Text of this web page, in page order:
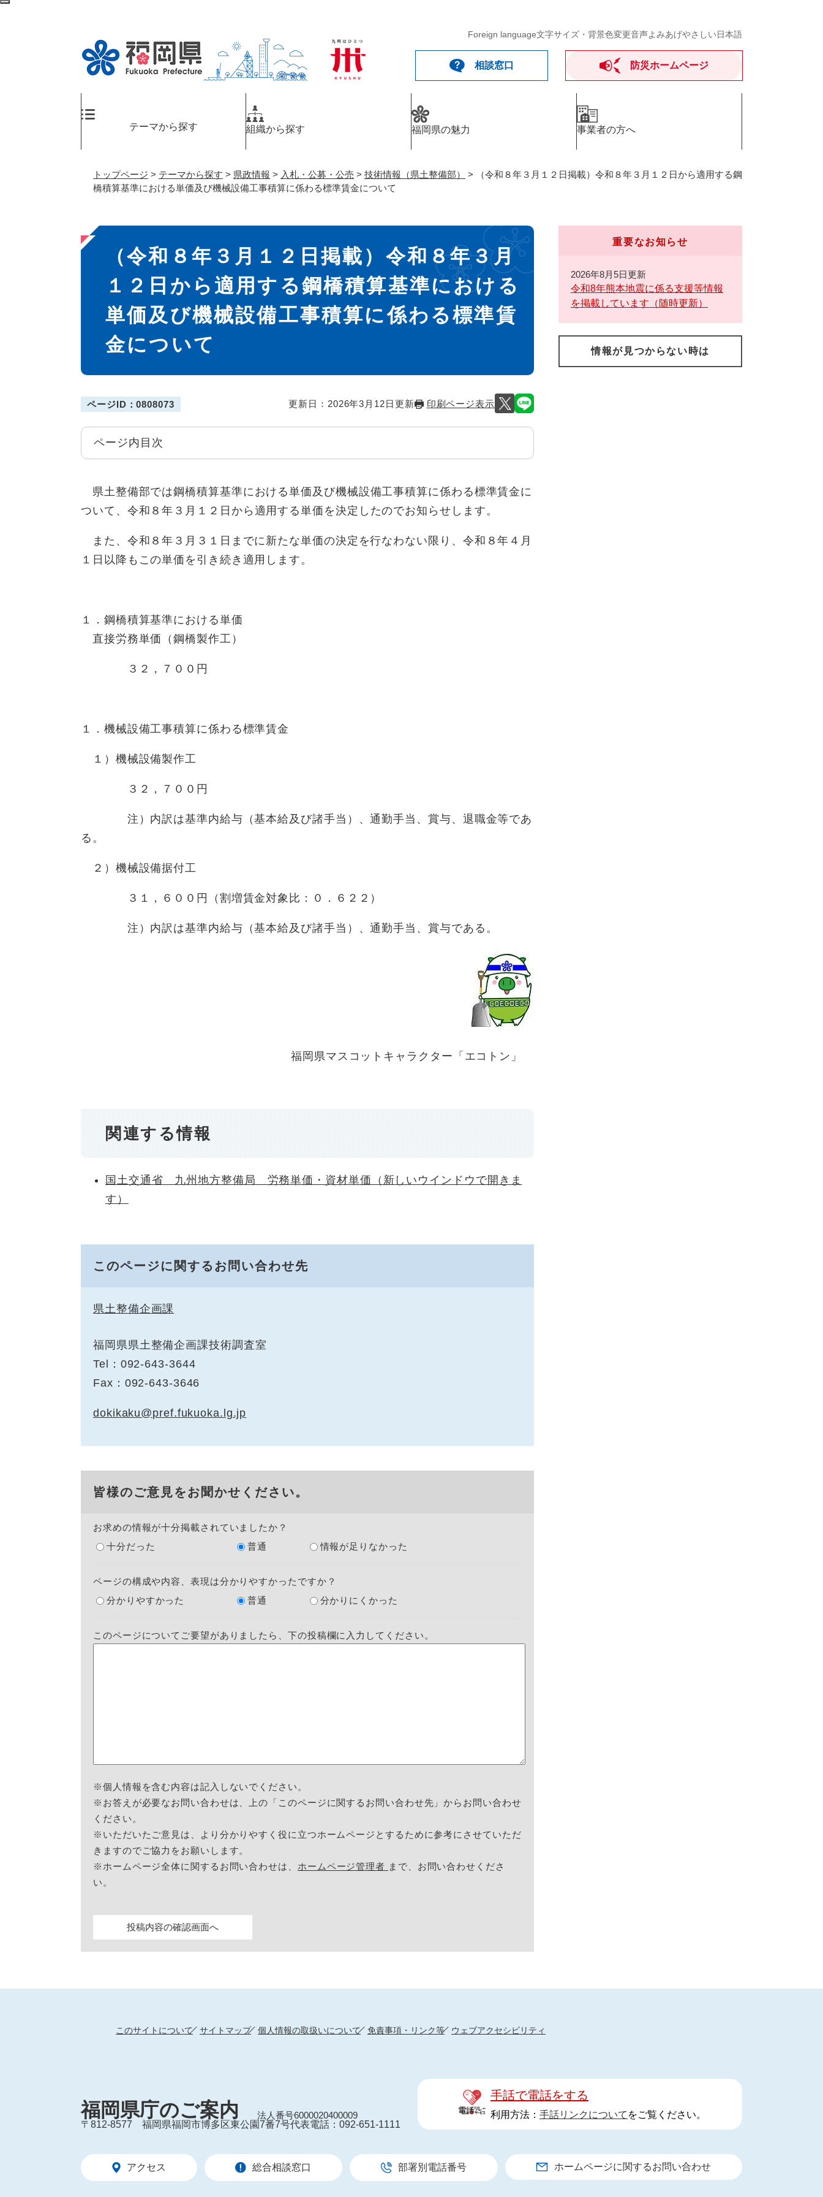
ペ
Foreign language文字サイズ・背景色変更音声よみあげやさしい日本語
相談窓口 防災ホームページ
テーマから探す 組織から探す 福岡県の魅力 事業者の方へ
トップページ > テーマから探す > 県政情報 > 入札・公募・公売 > 技術情報（県土整備部） >
（令和８年３月１２日掲載）令和８年３月１２日から適用する鋼
橋積算基準における単価及び機械設備工事積算に係わる標準賃金について
本
文
（令和８年３月１２日掲載）令和８年３月
１２日から適用する鋼橋積算基準における
単価及び機械設備工事積算に係わる標準賃
金について
ページID：0808073 更新日：2026年3月12日更新 印刷ページ表示
ページ内目次
県土整備部では鋼橋積算基準における単価及び機械設備工事積算に係わる標準賃金に
ついて、令和８年３月１２日から適用する単価を決定したのでお知らせします。
また、令和８年３月３１日までに新たな単価の決定を行なわない限り、令和８年４月
１日以降もこの単価を引き続き適用します。
１．鋼橋積算基準における単価
直接労務単価（鋼橋製作工）
３２，７００円
１．機械設備工事積算に係わる標準賃金
１）機械設備製作工
３２，７００円
注）内訳は基準内給与（基本給及び諸手当）、通勤手当、賞与、退職金等であ
る。
２）機械設備据付工
３１，６００円（割増賃金対象比：０．６２２）
注）内訳は基準内給与（基本給及び諸手当）、通勤手当、賞与である。
福岡県マスコットキャラクター「エコトン」
関連する情報
国土交通省 九州地方整備局 労務単価・資材単価（新しいウインドウで開きま
す）
このページに関するお問い合わせ先
県土整備企画課
福岡県県土整備企画課技術調査室
Tel：092-643-3644
Fax：092-643-3646
dokikaku@pref.fukuoka.lg.jp
皆様のご意見をお聞かせください。
お求めの情報が十分掲載されていましたか？
十分だった
普通 情報が足りなかった
ページの構成や内容、表現は分かりやすかったですか？
分かりやすかった
普通 分かりにくかった
このページについてご要望がありましたら、下の投稿欄に入力してください。
※個人情報を含む内容は記入しないでください。
※お答えが必要なお問い合わせは、上の「このページに関するお問い合わせ先」からお問い合わせ
ください。
※いただいたご意見は、より分かりやすく役に立つホームページとするために参考にさせていただ
きますのでご協力をお願いします。
※ホームページ全体に関するお問い合わせは、 ホームページ管理者 まで、お問い合わせくださ
い。
重要なお知らせ
2026年8月5日更新
令和8年熊本地震に係る支援等情報
を掲載しています（随時更新）
情報が見つからない時は
このサイトについて サイトマップ 個人情報の取扱いについて 免責事項・リンク等 ウェブアクセシビリティ
福岡県庁のご案内
法人番号6000020400009
〒812-8577
福岡県福岡市博多区東公園7番7号代表電話：092-651-1111
手話で電話をする
利用方法： 手話リンクについて をご覧ください。
アクセス 総合相談窓口 部署別電話番号 ホームページに関するお問い合わせ